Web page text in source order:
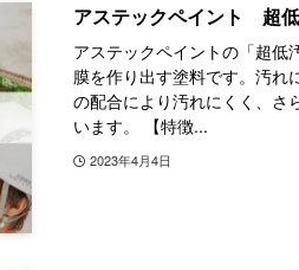
アステックペイント 超
アステックペイントの「超低
膜を作り出す塗料です。汚れ
の配合により汚れにくく、さ
います。 【特徴...
2023年4月4日